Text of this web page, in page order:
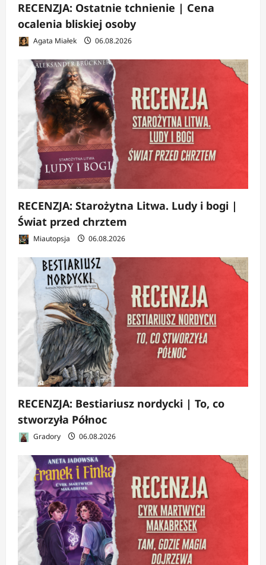
RECENZJA: Ostatnie tchnienie | Cena
ocalenia bliskiej osoby
Agata Miałek 06.08.2026
RECENZJA: Starożytna Litwa. Ludy i bogi |
Świat przed chrztem
Miautopsja 06.08.2026
RECENZJA: Bestiariusz nordycki | To, co
stworzyła Północ
Gradory 06.08.2026